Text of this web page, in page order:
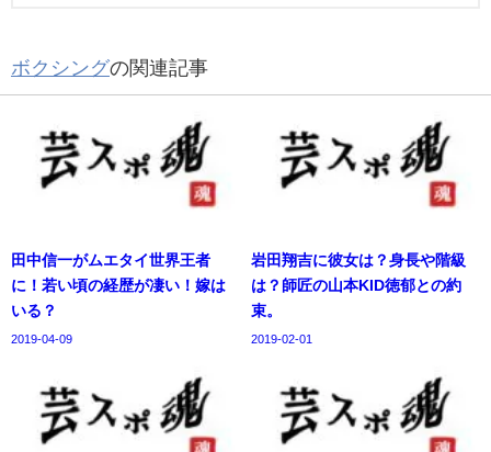
ボクシングの関連記事
田中信一がムエタイ世界王者
に！若い頃の経歴が凄い！嫁は
いる？
2019-04-09
岩田翔吉に彼女は？身長や階級
は？師匠の山本KID徳郁との約
束。
2019-02-01